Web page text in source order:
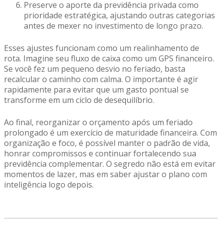
Preserve o aporte da previdência privada como
prioridade estratégica, ajustando outras categorias
antes de mexer no investimento de longo prazo.
Esses ajustes funcionam como um realinhamento de
rota. Imagine seu fluxo de caixa como um GPS financeiro.
Se você fez um pequeno desvio no feriado, basta
recalcular o caminho com calma. O importante é agir
rapidamente para evitar que um gasto pontual se
transforme em um ciclo de desequilíbrio.
Ao final, reorganizar o orçamento após um feriado
prolongado é um exercício de maturidade financeira. Com
organização e foco, é possível manter o padrão de vida,
honrar compromissos e continuar fortalecendo sua
previdência complementar. O segredo não está em evitar
momentos de lazer, mas em saber ajustar o plano com
inteligência logo depois.